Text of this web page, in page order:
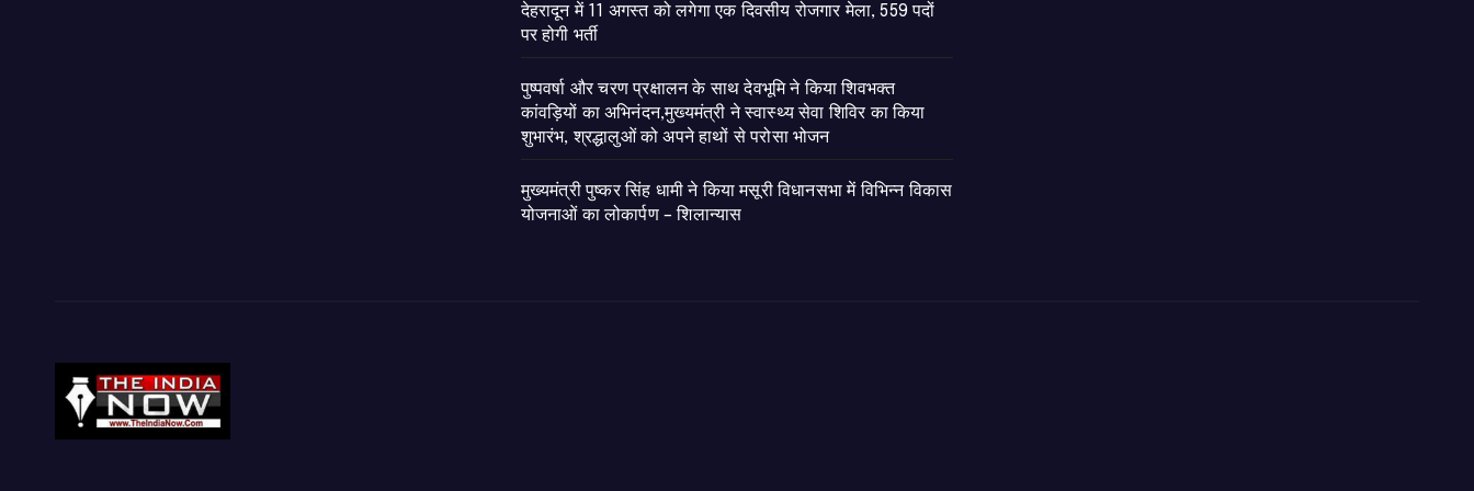
​देहरादून में 11 अगस्त को लगेगा एक दिवसीय रोजगार मेला, 559 पदों
पर होगी भर्ती
पुष्पवर्षा और चरण प्रक्षालन के साथ देवभूमि ने किया शिवभक्त
कांवड़ियों का अभिनंदन,मुख्यमंत्री ने स्वास्थ्य सेवा शिविर का किया
शुभारंभ, श्रद्धालुओं को अपने हाथों से परोसा भोजन
मुख्यमंत्री पुष्कर सिंह धामी ने किया मसूरी विधानसभा में विभिन्न विकास
योजनाओं का लोकार्पण – शिलान्यास